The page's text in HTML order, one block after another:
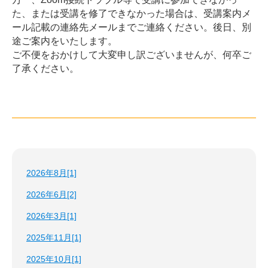
た、または受講を修了できなかった場合は、受講案内メ
ール記載の連絡先メールまでご連絡ください。後日、別
途ご案内をいたします。
ご不便をおかけして大変申し訳ございませんが、何卒ご
了承ください。
2026年8月[1]
2026年6月[2]
2026年3月[1]
2025年11月[1]
2025年10月[1]